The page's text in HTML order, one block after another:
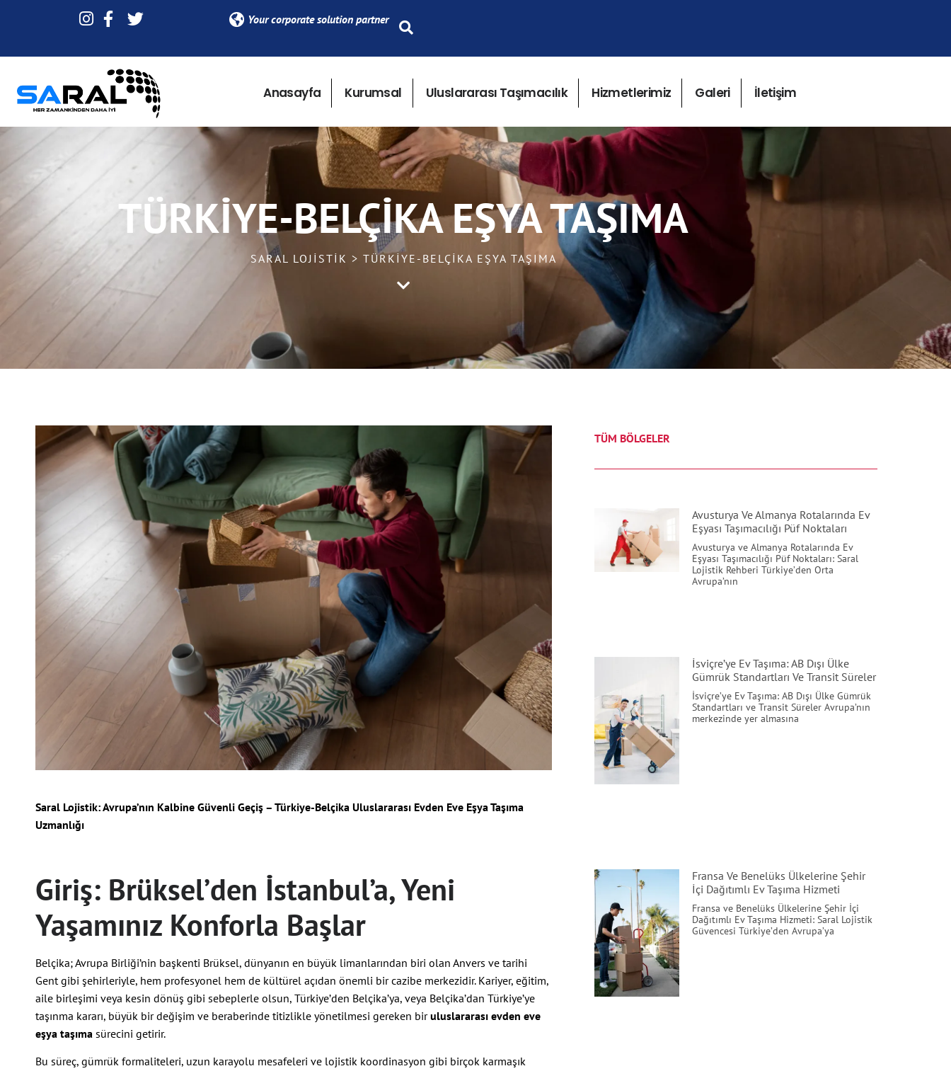
Your corporate solution partner
Anasayfa Kurumsal Uluslararası Taşımacılık Hizmetlerimiz Galeri İletişim
TÜRKIYE-BELÇIKA EŞYA TAŞIMA
SARAL LOJISTIK > TÜRKIYE-BELÇIKA EŞYA TAŞIMA
Saral Lojistik: Avrupa’nın Kalbine Güvenli Geçiş – Türkiye-Belçika Uluslararası Evden Eve Eşya Taşıma
Uzmanlığı
Giriş: Brüksel’den İstanbul’a, Yeni
Yaşamınız Konforla Başlar
Belçika; Avrupa Birliği’nin başkenti Brüksel, dünyanın en büyük limanlarından biri olan Anvers ve tarihi
Gent gibi şehirleriyle, hem profesyonel hem de kültürel açıdan önemli bir cazibe merkezidir. Kariyer, eğitim,
aile birleşimi veya kesin dönüş gibi sebeplerle olsun, Türkiye’den Belçika’ya, veya Belçika’dan Türkiye’ye
taşınma kararı, büyük bir değişim ve beraberinde titizlikle yönetilmesi gereken biruluslararası evden eve
eşya taşıma sürecini getirir.
Bu süreç, gümrük formaliteleri, uzun karayolu mesafeleri ve lojistik koordinasyon gibi birçok karmaşık
TÜM BÖLGELER
Avusturya Ve Almanya Rotalarında Ev
Eşyası Taşımacılığı Püf Noktaları
Avusturya ve Almanya Rotalarında Ev
Eşyası Taşımacılığı Püf Noktaları: Saral
Lojistik Rehberi Türkiye’den Orta
Avrupa’nın
İsviçre’ye Ev Taşıma: AB Dışı Ülke
Gümrük Standartları Ve Transit Süreler
İsviçre’ye Ev Taşıma: AB Dışı Ülke Gümrük
Standartları ve Transit Süreler Avrupa’nın
merkezinde yer almasına
Fransa Ve Benelüks Ülkelerine Şehir
İçi Dağıtımlı Ev Taşıma Hizmeti
Fransa ve Benelüks Ülkelerine Şehir İçi
Dağıtımlı Ev Taşıma Hizmeti: Saral Lojistik
Güvencesi Türkiye’den Avrupa’ya